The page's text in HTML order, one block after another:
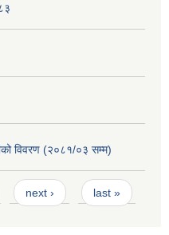
विवरण (२०८१/०३ सम्म)
next › last »